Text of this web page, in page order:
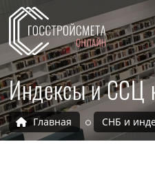
Индексы и ССЦ
Главная СНБ и